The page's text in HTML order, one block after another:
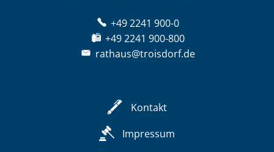
+49 2241 900-0
+49 2241 900-800
rathaus@troisdorf.de
Kontakt
Impressum